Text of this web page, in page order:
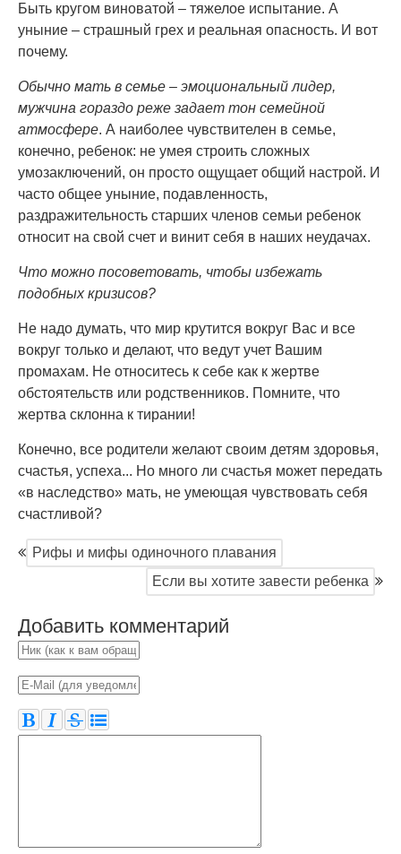
Быть кругом виноватой – тяжелое испытание. А
уныние – страшный грех и реальная опасность. И вот
почему.
Обычно мать в семье – эмоциональный лидер,
мужчина гораздо реже задает тон семейной
атмосфере. А наиболее чувствителен в семье,
конечно, ребенок: не умея строить сложных
умозаключений, он просто ощущает общий настрой. И
часто общее уныние, подавленность,
раздражительность старших членов семьи ребенок
относит на свой счет и винит себя в наших неудачах.
Что можно посоветовать, чтобы избежать
подобных кризисов?
Не надо думать, что мир крутится вокруг Вас и все
вокруг только и делают, что ведут учет Вашим
промахам. Не относитесь к себе как к жертве
обстоятельств или родственников. Помните, что
жертва склонна к тирании!
Конечно, все родители желают своим детям здоровья,
счастья, успеха... Но много ли счастья может передать
«в наследство» мать, не умеющая чувствовать себя
счастливой?
Рифы и мифы одиночного плавания
Если вы хотите завести ребенка
Добавить комментарий